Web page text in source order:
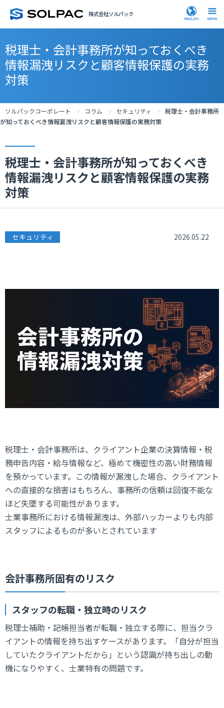
株式会社ソルパック
税理士・会計事務所が知っておくべき
情報漏洩リスクと顧客情報保護の実務
対策
ソルパックコーポレート コラム セキュリティ
税理士・会計事務所
が知っておくべき情報漏洩リスクと顧客情報保護の実務対策
税理士・会計事務所が知っておくべき
情報漏洩リスクと顧客情報保護の実務
対策
セキュリティ 2026.05.22
税理士・会計事務所は、クライアント企業の決算情報・税
務申告内容・給与情報など、極めて機密性の高い財務情報
を預かっています。この情報が漏洩した場合、クライアント
への直接的な損害はもちろん、事務所の信頼は回復不能な
ほど失墜する可能性があります。
士業事務所における情報漏洩は、外部ハッカーよりも内部
スタッフによるものが多いとされています
会計事務所固有のリスク
スタッフの転職・独立時のリスク
税理士補助・記帳担当者が転職・独立する際に、担当クラ
イアントの情報を持ち出すケースがあります。「自分が担当
していたクライアントだから」という認識が持ち出しの動
機になりやすく、士業特有の問題です。